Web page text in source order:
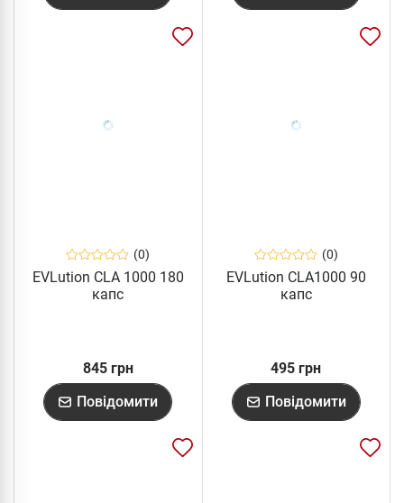
(0)
EVLution CLA 1000 180
капс
845 грн
Повідомити
(0)
EVLution CLA1000 90
капс
495 грн
Повідомити